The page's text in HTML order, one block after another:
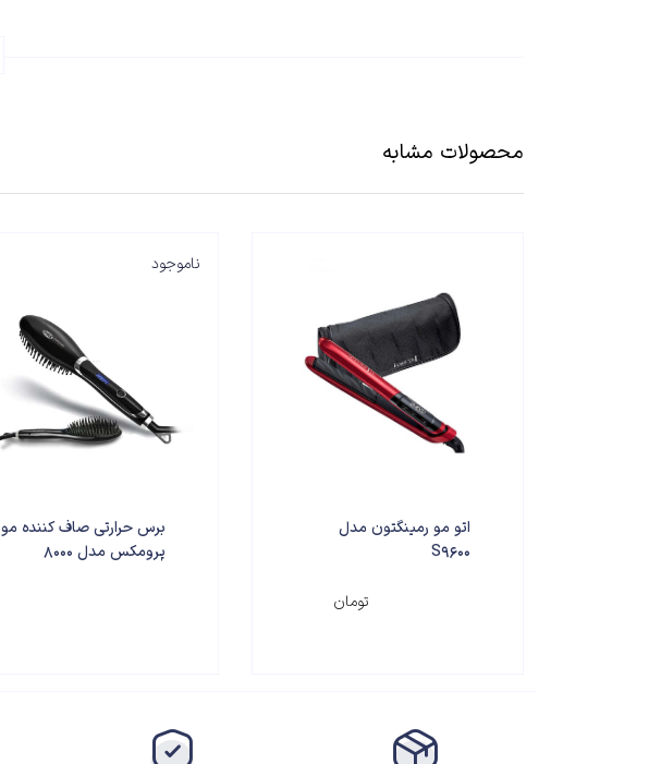
محصولات مشابه
اتو مو رمینگتون مدل
S9600
تومان
برس حرارتی صاف کننده مو
پرومکس مدل 8000
ناموجود